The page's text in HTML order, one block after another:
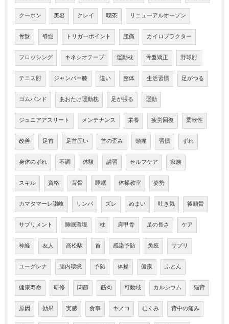
クーポン 美容 クレイ 喫茶 リニューアルオープン
骨盤 脊髄 トリガーポイント 腰痛 カイロプラクター
フロッシング キネシオテープ 運動枕 骨盤矯正 野球肘
テニス肘 ジャンパー膝 違い 整体 生活習慣 足がつる
ゴムバンド あおたけ運動枕 足が張る 運動
ジュニアアスリート メンテナンス 栄養 疲労回復 柔軟性
改善 足首 足首固い 首の歪み 頭痛 習慣 ずれ
身体のずれ 不調 体験 講習 セルフケア 家族
スキル 資格 背骨 睡眠 体操教室 姿勢
カマタマーレ讃岐 リンパ ズレ めまい 吐き気 後頭骨
サプリメント 睡眠環境 枕 肩甲骨 足の長さ ケア
神経 友人 高松駅 首 感染予防 免疫 サプリ
ユーグレナ 腸内環境 予防 体操 健康 ふとん
健康寿命 研修 関節 筋肉 可動域 カルシウム 猫背
原因 効果 実感 食事 キノコ むくみ 背中の痛み